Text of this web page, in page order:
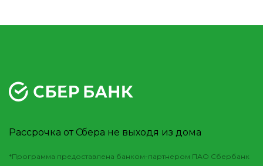
Рассрочка от Сбера не выходя из дома
*Программа предоставлена банком-партнером ПАО Сбербанк